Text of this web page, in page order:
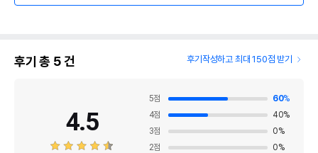
후기 총 5건 후기작성하고 최대 150점 받기
4.5
5점 60%
4점 40%
3점 0%
2점 0%